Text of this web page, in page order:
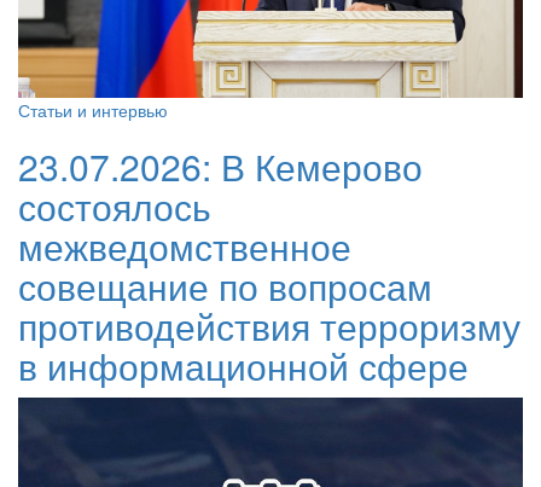
Статьи и интервью
23.07.2026: В Кемерово
состоялось
межведомственное
совещание по вопросам
противодействия терроризму
в информационной сфере